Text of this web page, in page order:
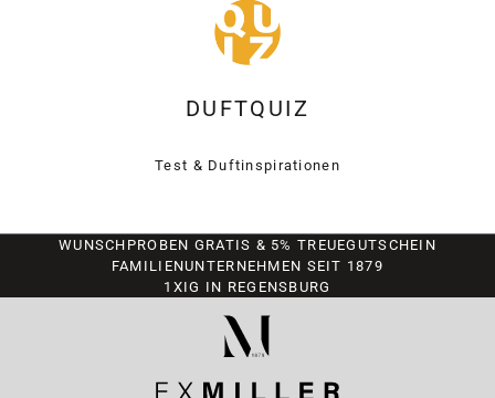
DUFTQUIZ
Test & Duftinspirationen
WUNSCHPROBEN GRATIS & 5% TREUEGUTSCHEIN
FAMILIENUNTERNEHMEN SEIT 1879
1XIG IN REGENSBURG